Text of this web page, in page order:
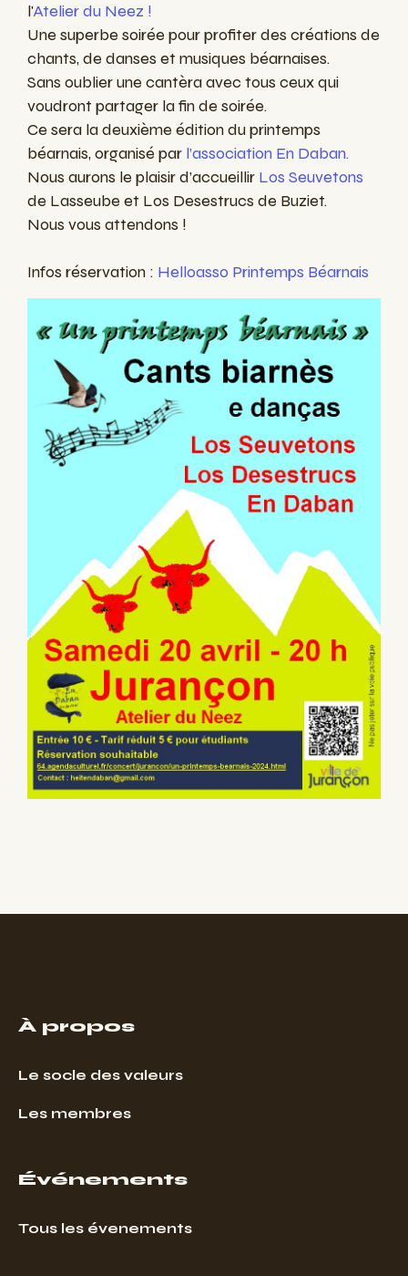
l'Atelier du Neez !
Une superbe soirée pour profiter des créations de
chants, de danses et musiques béarnaises.
Sans oublier une cantèra avec tous ceux qui
voudront partager la fin de soirée.
Ce sera la deuxième édition du printemps
béarnais, organisé par l’association En Daban.
Nous aurons le plaisir d’accueillir Los Seuvetons
de Lasseube et Los Desestrucs de Buziet.
Nous vous attendons !
Infos réservation : Helloasso Printemps Béarnais
À propos
Le socle des valeurs
Les membres
Événements
Tous les évenements